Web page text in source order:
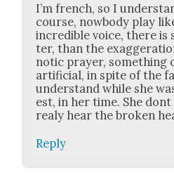
I’m french, so I
course, now­body play
incred­i­ble voice, there
ter, than the
not­ic prayer, some­thing
arti­fi­cial, in spite of the
under­stand while she
est, in her time. She
realy hear the bro­ken
Reply